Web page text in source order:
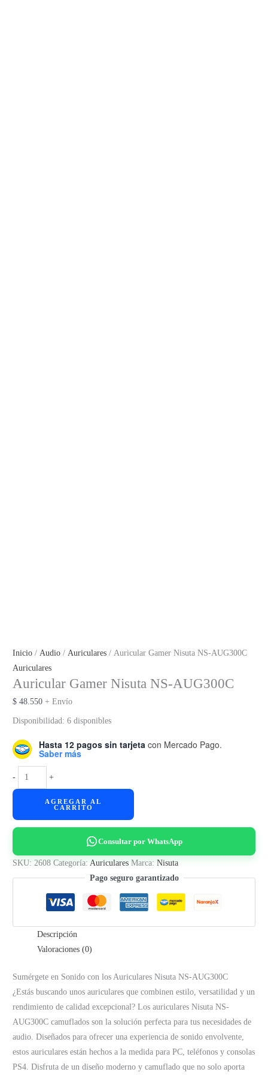
Inicio / Audio / Auriculares / Auricular Gamer Nisuta NS-AUG300C
Auriculares
Auricular Gamer Nisuta NS-AUG300C
$ 48.550 + Envío
Disponibilidad: 6 disponibles
Hasta 12 pagos sin tarjeta con Mercado Pago.
Saber más
-
Auricular
Gamer
+
AGREGAR AL
CARRITO
Consultar por WhatsApp
SKU:2608 Categoría:Auriculares Marca:Nisuta
Pago seguro garantizado
Descripción
Valoraciones (0)
Sumérgete en Sonido con los Auriculares Nisuta NS-AUG300C
¿Estás buscando unos auriculares que combinen estilo, versatilidad y un
rendimiento de calidad excepcional? Los auriculares Nisuta NS-
AUG300C camuflados son la solución perfecta para tus necesidades de
audio. Diseñados para ofrecer una experiencia de sonido envolvente,
estos auriculares están hechos a la medida para PC, teléfonos y consolas
PS4. Disfruta de un diseño moderno y camuflado que no solo aporta